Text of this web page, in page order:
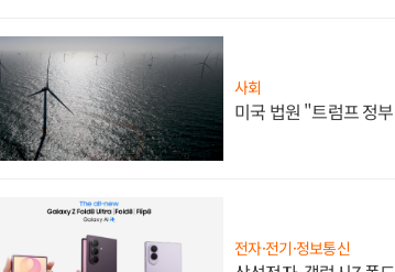
사회
미국 법원 "트럼프 정
전자·전기·정보통신